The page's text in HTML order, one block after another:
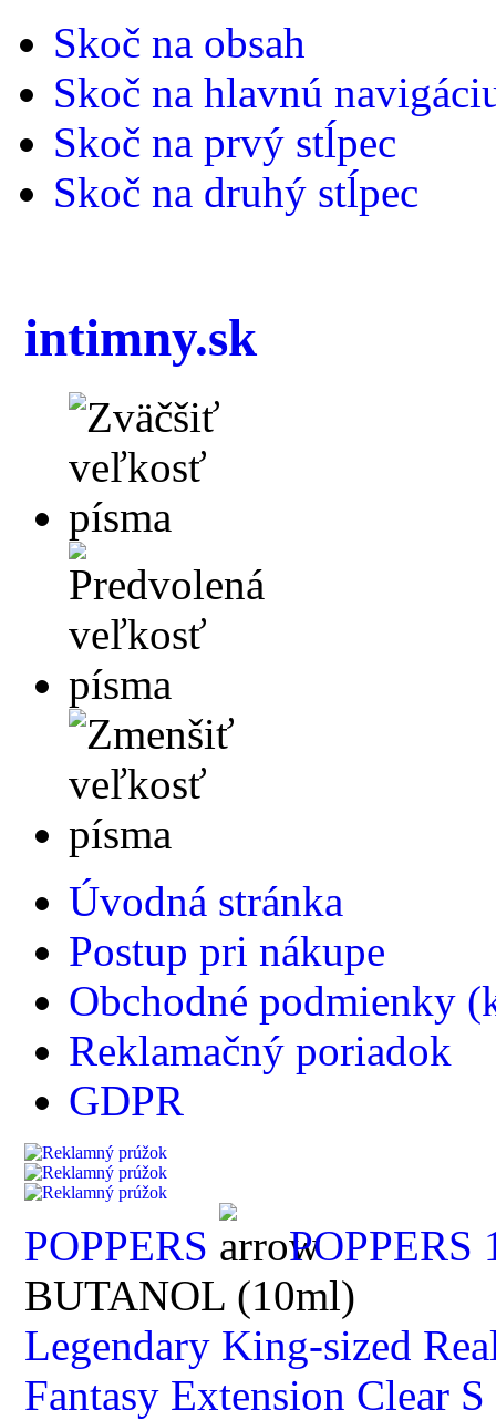
Skoč na obsah
Skoč na hlavnú
Skoč na prvý stĺpec
Skoč na druhý stĺpec
intimny.sk
Úvodná stránka
Postup pri nákupe
Obchodné podmienky
Reklamačný poriadok
GDPR
POPPERS
POPPERS
BUTANOL (10ml)
Legendary King-sized
Fantasy Extension Clear S